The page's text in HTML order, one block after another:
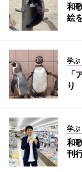
和
絵
学ぶ
「
り
学ぶ
和
刊